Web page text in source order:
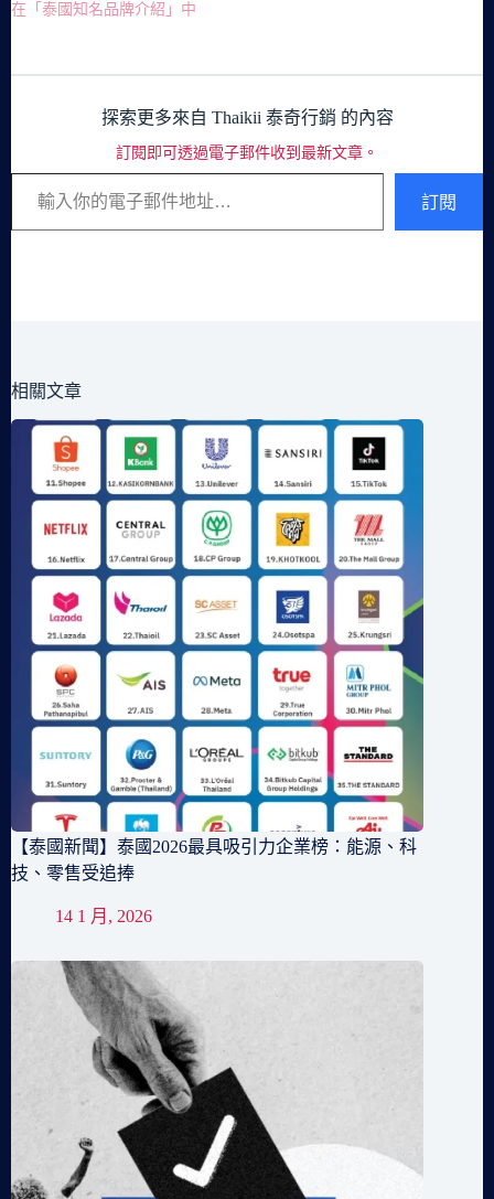
在「泰國知名品牌介紹」中
探索更多來自 Thaikii 泰奇行銷 的內容
訂閱即可透過電子郵件收到最新文章。
輸入你的電子郵件地址…
訂閱
相關文章
【泰國新聞】泰國2026最具吸引力企業榜：能源、科
技、零售受追捧
14 1 月, 2026